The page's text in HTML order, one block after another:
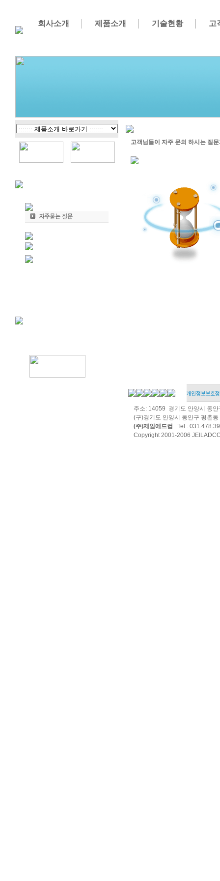
회사소개 제품소개 기술현황 고
고객님들이 자주 문의 하시는 질
주소: 14059 경기도 안양시 동
(구)경기도 안양시 동안구 평촌
(주)제일에드컴
Tel :
Copyright 2001-2006